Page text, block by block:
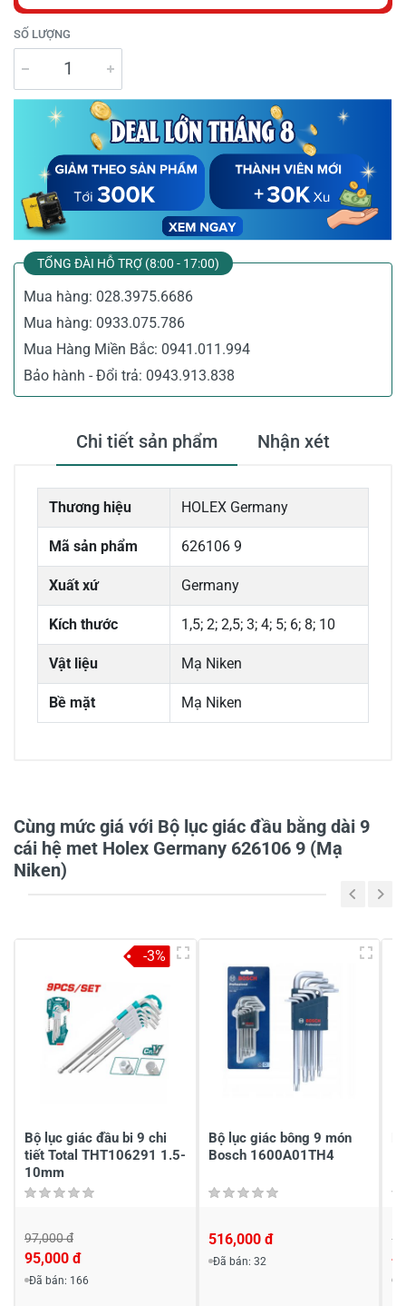
SỐ LƯỢNG
TỔNG ĐÀI HỖ TRỢ (8:00 - 17:00)
Mua hàng: 028.3975.6686
Mua hàng: 0933.075.786
Mua Hàng Miền Bắc: 0941.011.994
Bảo hành - Đổi trả: 0943.913.838
Chi tiết sản phẩm Nhận xét
Thương hiệu HOLEX Germany
Mã sản phẩm 626106 9
Xuất xứ Germany
Kích thước 1,5; 2; 2,5; 3; 4; 5; 6; 8; 10
Vật liệu Mạ Niken
Bề mặt Mạ Niken
1
-
Chia sẻ nhận xét về sản phẩm
Viết nhận xét về sản phẩm
Cùng mức giá với Bộ lục giác đầu bằng dài 9
cái hệ met Holex Germany 626106 9 (Mạ
Niken)
Bộ lục giác đầu bi 9 chi
tiết Total THT106291 1.5-
10mm
97,000 đ
95,000 đ
Đã bán: 166
-3%
Bộ lục giác bông 9 món
Bosch 1600A01TH4
516,000 đ
Đã bán: 32